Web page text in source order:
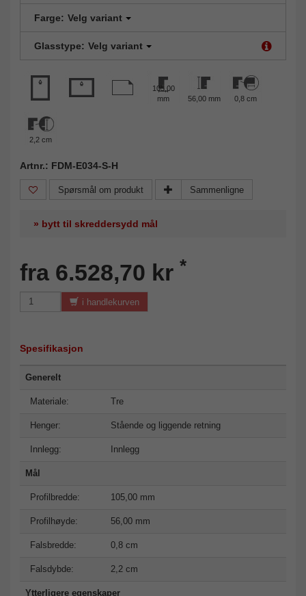
Farge: Velg variant
Glasstype: Velg variant
105,00
mm
56,00 mm 0,8 cm
2,2 cm
Artnr.: FDM-E034-S-H
Spørsmål om produkt Sammenligne
» bytt til skreddersydd mål
fra 6.528,70 kr *
i handlekurven
Spesifikasjon
Generelt
Materiale: Tre
Henger: Stående og liggende retning
Innlegg: Innlegg
Mål
Profilbredde: 105,00 mm
Profilhøyde: 56,00 mm
Falsbredde: 0,8 cm
Falsdybde: 2,2 cm
Ytterligere egenskaper